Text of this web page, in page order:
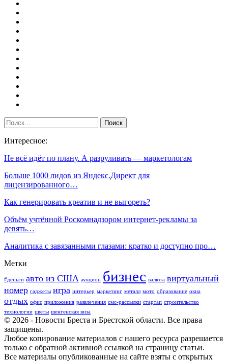
Интересное:
Не всё идёт по плану. А разруливать — маркетологам
Больше 1000 лидов из Яндекс.Директ для
лицензированного…
Как генерировать креатив и не выгореть?
Объём учтённой Роскомнадзором интернет-рекламы за
девять…
Аналитика с завязанными глазами: кратко и доступно про…
Метки
#деньги авто из США аукцион бизнес валюта виртуальный
номер гаджеты игра интерьер маркетинг металл мото образование окна
отдых офис приложения развлечения смс-рассылки стартап строительство
технологии цветы шенгенская виза
© 2026 - Новости Бреста и Брестской области. Все права
защищены.
Любое копирование материалов с нашего ресурса разрешается
только с обратной активной ссылкой на страницу статьи.
Все материалы опубликованные на сайте взяты с открытых